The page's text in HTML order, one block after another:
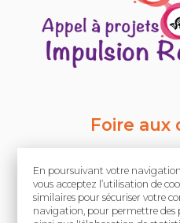
En poursuivant votre
vous acceptez l’utilisation de
similaires pour sécuriser votre
navigation, pour permettre des
Foire aux